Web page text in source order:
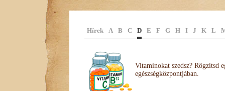
Hírek A B C D E F G H I J K L
Vitaminokat szedsz? Rögzítsd
egészségközpontjában.